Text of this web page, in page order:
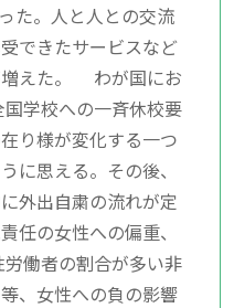
た。人と人との交流
できたサービスなど
増えた。 わが国にお
学校への一斉休校要
り様が変化する一つ
に思える。その後、
外出自粛の流れが定
任の女性への偏重、
働者の割合が多い非
、女性への負の影響